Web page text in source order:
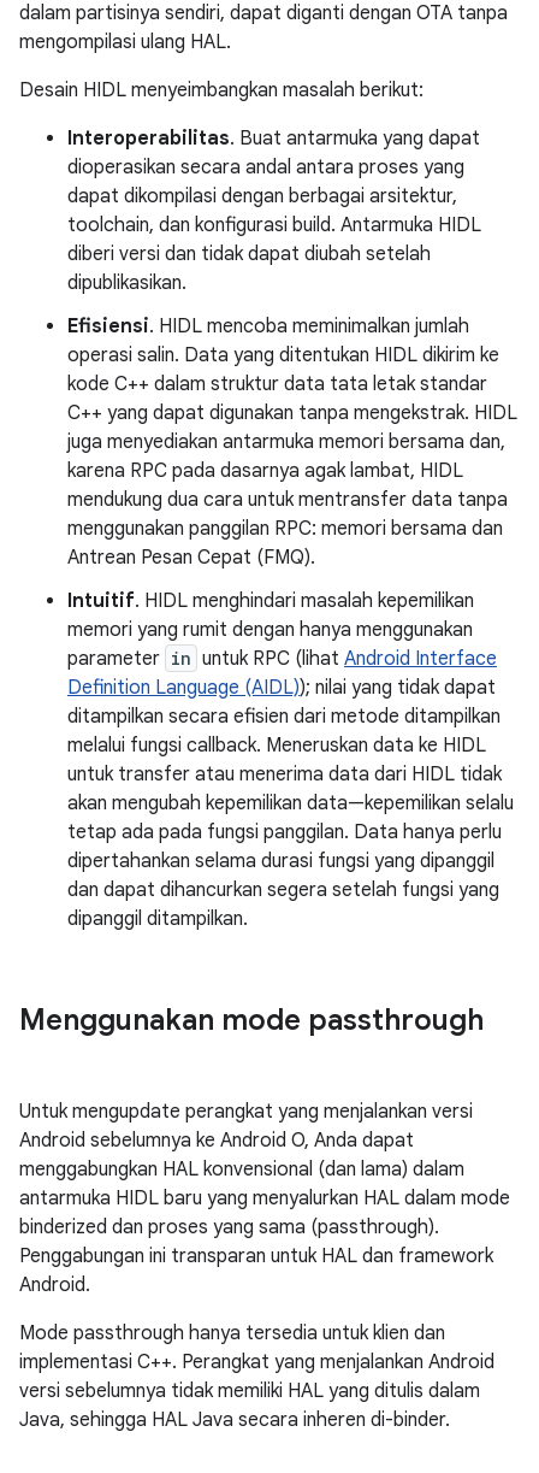
dalam partisinya sendiri, dapat diganti dengan OTA tanpa
mengompilasi ulang HAL.
Desain HIDL menyeimbangkan masalah berikut:
Interoperabilitas. Buat antarmuka yang dapat
dioperasikan secara andal antara proses yang
dapat dikompilasi dengan berbagai arsitektur,
toolchain, dan konfigurasi build. Antarmuka HIDL
diberi versi dan tidak dapat diubah setelah
dipublikasikan.
Efisiensi. HIDL mencoba meminimalkan jumlah
operasi salin. Data yang ditentukan HIDL dikirim ke
kode C++ dalam struktur data tata letak standar
C++ yang dapat digunakan tanpa mengekstrak. HIDL
juga menyediakan antarmuka memori bersama dan,
karena RPC pada dasarnya agak lambat, HIDL
mendukung dua cara untuk mentransfer data tanpa
menggunakan panggilan RPC: memori bersama dan
Antrean Pesan Cepat (FMQ).
Intuitif. HIDL menghindari masalah kepemilikan
memori yang rumit dengan hanya menggunakan
parameter in untuk RPC (lihat Android Interface
Definition Language (AIDL)); nilai yang tidak dapat
ditampilkan secara efisien dari metode ditampilkan
melalui fungsi callback. Meneruskan data ke HIDL
untuk transfer atau menerima data dari HIDL tidak
akan mengubah kepemilikan data—kepemilikan selalu
tetap ada pada fungsi panggilan. Data hanya perlu
dipertahankan selama durasi fungsi yang dipanggil
dan dapat dihancurkan segera setelah fungsi yang
dipanggil ditampilkan.
Menggunakan mode passthrough
Untuk mengupdate perangkat yang menjalankan versi
Android sebelumnya ke Android O, Anda dapat
menggabungkan HAL konvensional (dan lama) dalam
antarmuka HIDL baru yang menyalurkan HAL dalam mode
binderized dan proses yang sama (passthrough).
Penggabungan ini transparan untuk HAL dan framework
Android.
Mode passthrough hanya tersedia untuk klien dan
implementasi C++. Perangkat yang menjalankan Android
versi sebelumnya tidak memiliki HAL yang ditulis dalam
Java, sehingga HAL Java secara inheren di-binder.